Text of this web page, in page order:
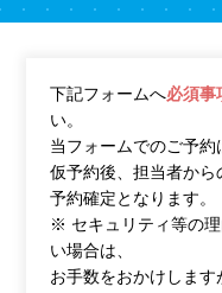
下記フォームへ必須事
い。
当フォームでのご予約
仮予約後、担当者か
予約確定となります。
※ セキュリティ等の
い場合は、
お手数をおかけしま